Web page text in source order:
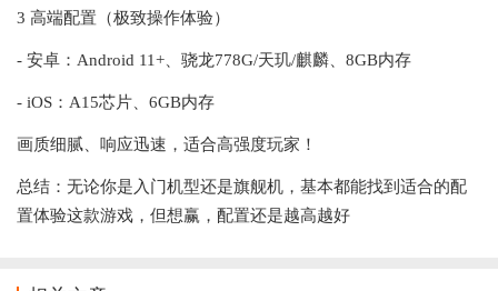
3 高端配置（极致操作体验）
- 安卓：Android 11+、骁龙778G/天玑/麒麟、8GB内存
- iOS：A15芯片、6GB内存
画质细腻、响应迅速，适合高强度玩家！
总结：无论你是入门机型还是旗舰机，基本都能找到适合的配
置体验这款游戏，但想赢，配置还是越高越好